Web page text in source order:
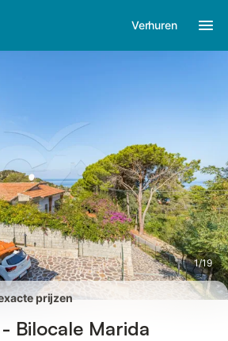
Verhuren
1/19
prijzen
Bilocale Marida